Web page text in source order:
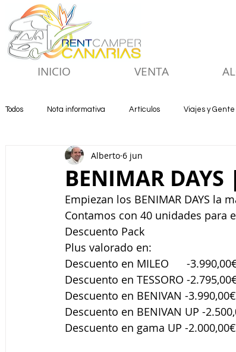
INICIO VENTA
Todos Nota informativa Artículos Viajes y Gente
BENIMAR
Alberto 6 jun
Empiezan los BENIMAR DAYS la
Contamos con 40 unidades para
Descuento Pack
Plus valorado en:
Descuento en MILEO      -
Descuento en TESSORO -
Descuento en BENIVAN -3.990,00€
Descuento en BENIVAN UP -
Descuento en gama UP -2.000,00€